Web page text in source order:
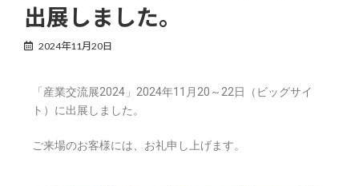
出展しました。
2024年11月20日
「産業交流展2024」2024年11月20～22日（ビッグサイ
ト）に出展しました。
ご来場のお客様には、お礼申し上げます。